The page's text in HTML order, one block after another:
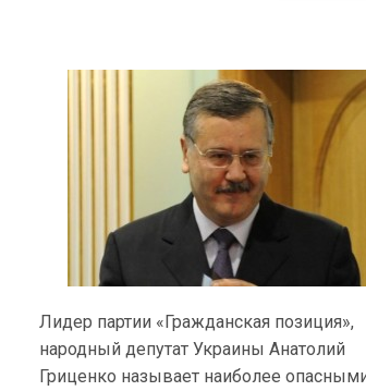
Лидер партии «Гражданская позиция»,
народный депутат Украины Анатолий
Гриценко называет наиболее